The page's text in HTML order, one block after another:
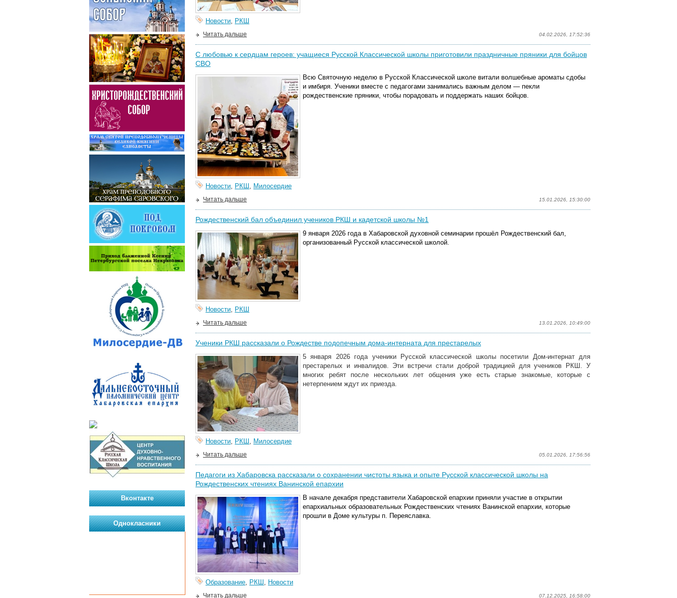
Новости, РКШ
04.02.2026, 17:52:36
Читать дальше
С любовью к сердцам героев: учащиеся Русской Классической школы приготовили праздничные пряники для бойцов
СВО
Всю Святочную неделю в Русской Классической школе витали волшебные ароматы сдобы
и имбиря. Ученики вместе с педагогами занимались важным делом — пекли
рождественские пряники, чтобы порадовать и поддержать наших бойцов.
Новости, РКШ , Милосердие
15.01.2026, 15:30:00
Читать дальше
Рождественский бал объединил учеников РКШ и кадетской школы №1
9 января 2026 года в Хабаровской духовной семинарии прошёл Рождественский бал,
организованный Русской классической школой.
Новости, РКШ
13.01.2026, 10:49:00
Читать дальше
Ученики РКШ рассказали о Рождестве подопечным дома-интерната для престарелых
5 января 2026 года ученики Русской классической школы посетили Дом-интернат для
престарелых и инвалидов. Эти встречи стали доброй традицией для учеников РКШ. У
многих ребят после нескольких лет общения уже есть старые знакомые, которые с
нетерпением ждут их приезда.
Новости, РКШ , Милосердие
05.01.2026, 17:56:56
Читать дальше
Педагоги из Хабаровска рассказали о сохранении чистоты языка и опыте Русской классической школы на
Рождественских чтениях Ванинской епархии
В начале декабря представители Хабаровской епархии приняли участие в открытии
епархиальных образовательных Рождественских чтениях Ванинской епархии, которые
прошли в Доме культуры п. Переяславка.
Образование, РКШ , Новости
07.12.2025, 16:58:00
Читать дальше
Вконтакте
Однокласники